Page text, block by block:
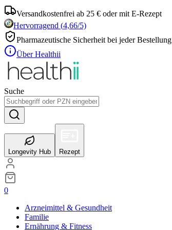
Versandkostenfrei ab 25 € oder mit E-Rezept
Hervorragend (4,66/5)
Pharmazeutische Sicherheit bei jeder Bestellung
Über Healthii
Suche
Longevity Hub Rezept
0
Arzneimittel & Gesundheit
Familie
Ernährung & Fitness